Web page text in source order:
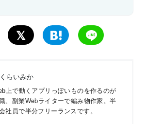
らいみか
上で動くアプリっぽいものを作るのが
、副業Webライターで編み物作家。半
社員で半分フリーランスです。